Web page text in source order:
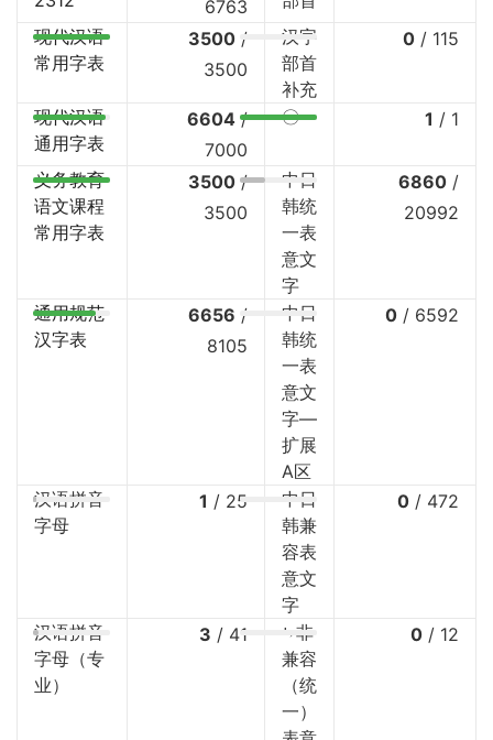
6763
现代汉语
常用字表
3500 /
3500
汉字
部首
补充
0 / 115
现代汉语
通用字表
6604 /
7000
〇 1 / 1
义务教育
语文课程
常用字表
3500 /
3500
中日
韩统
一表
意文
字
6860 /
20992
通用规范
汉字表
6656 /
8105
中日
韩统
一表
意文
字—
扩展
A区
0 / 6592
汉语拼音
字母
1 / 25
中日
韩兼
容表
意文
字
0 / 472
汉语拼音
字母（专
业）
3 / 41
⤷非
兼容
（统
一）
0 / 12